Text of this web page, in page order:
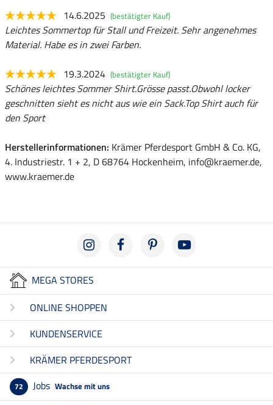
14.6.2025 (bestätigter Kauf)
Leichtes Sommertop für Stall und Freizeit. Sehr angenehmes
Material. Habe es in zwei Farben.
19.3.2024 (bestätigter Kauf)
Schönes leichtes Sommer Shirt.Grösse passt.Obwohl locker
geschnitten sieht es nicht aus wie ein Sack.Top Shirt auch für
den Sport
Herstellerinformationen: Krämer Pferdesport GmbH & Co. KG,
4. Industriestr. 1 + 2, D 68764 Hockenheim, info@kraemer.de,
www.kraemer.de
MEGA STORES
ONLINE SHOPPEN
KUNDENSERVICE
KRÄMER PFERDESPORT
72 Jobs Wachse mit uns